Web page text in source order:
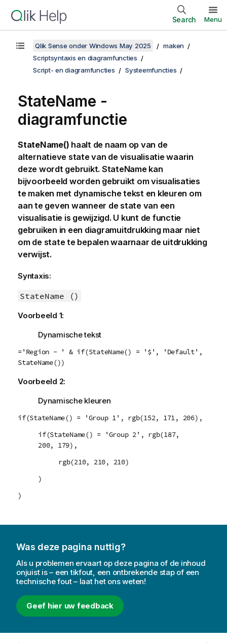
Search Menu
Qlik Sense onder Windows May 2025
maken
Scriptsyntaxis en diagramfuncties
Script- en diagramfuncties
Systeemfuncties
StateName -
diagramfunctie
StateName() haalt de naam op van de
alternatieve state van de visualisatie waarin
deze wordt gebruikt. StateNamekan
bijvoorbeeld worden gebruikt om visualisaties
te maken met dynamische tekst en kleuren om
aan te geven wanneer de state van een
visualisatie is gewijzigd. U kunt de functie
gebruiken in een diagramuitdrukking maar niet
om de state te bepalen waarnaar de uitdrukking
verwijst.
Syntaxis:
StateName ()
Voorbeeld 1:
Dynamische tekst
='Region - ' & if(StateName() = '$', 'Default',
StateName())
Voorbeeld 2:
Dynamische kleuren
if(StateName() = 'Group 1', rgb(152, 171, 206),
if(StateName() = 'Group 2', rgb(187,
200, 179),
rgb(210, 210, 210)
)
)
Was deze pagina nuttig?
Als u problemen ervaart op deze pagina of de inhoud
onjuist is – een tikfout, een ontbrekende stap of een
technische fout – laat het ons weten!
Geef hier uw feedback